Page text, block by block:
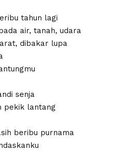
tahun lagi
air, tanah, udara
dibakar lupa
senja
pekik lantang
beribu purnama